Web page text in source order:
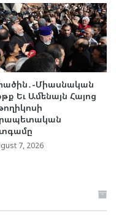
Միասնական
Եւ Ամենայն Հայոց
7, 2026